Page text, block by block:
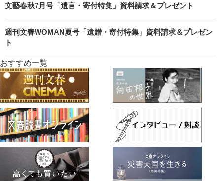
文藝春秋7月号「遺言・寄付特集」資料請求＆プレゼント
週刊文春WOMAN夏号「遺贈・寄付特集」資料請求＆プレゼン
ト
おすすめ一覧